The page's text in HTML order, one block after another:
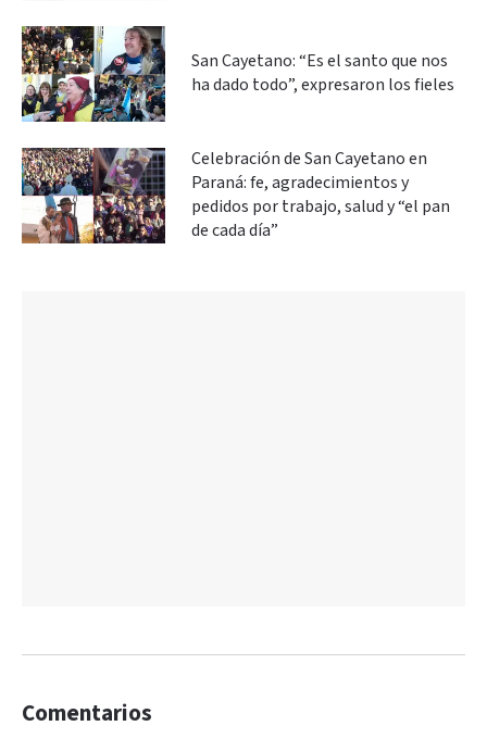
San Cayetano: “Es el santo que nos
ha dado todo”, expresaron los fieles
Celebración de San Cayetano en
Paraná: fe, agradecimientos y
pedidos por trabajo, salud y “el pan
de cada día”
Comentarios